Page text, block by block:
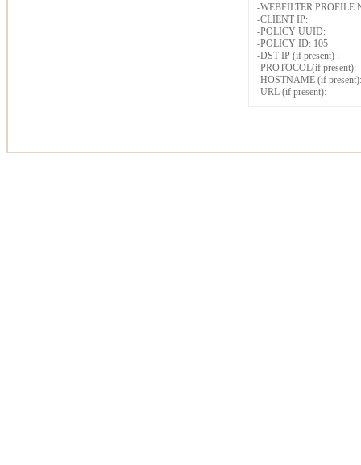
-WEBFILTER PROFILE
-CLIENT IP:
-POLICY UUID:
-POLICY ID: 105
-DST IP (if present) :
-PROTOCOL(if present):
-HOSTNAME (if present):
-URL (if present):